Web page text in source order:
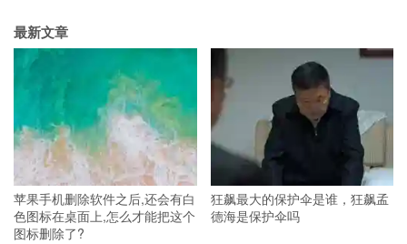
最新文章
苹果手机删除软件之后,还会有白
色图标在桌面上,怎么才能把这个
图标删除了?
狂飙最大的保护伞是谁，狂飙孟
德海是保护伞吗